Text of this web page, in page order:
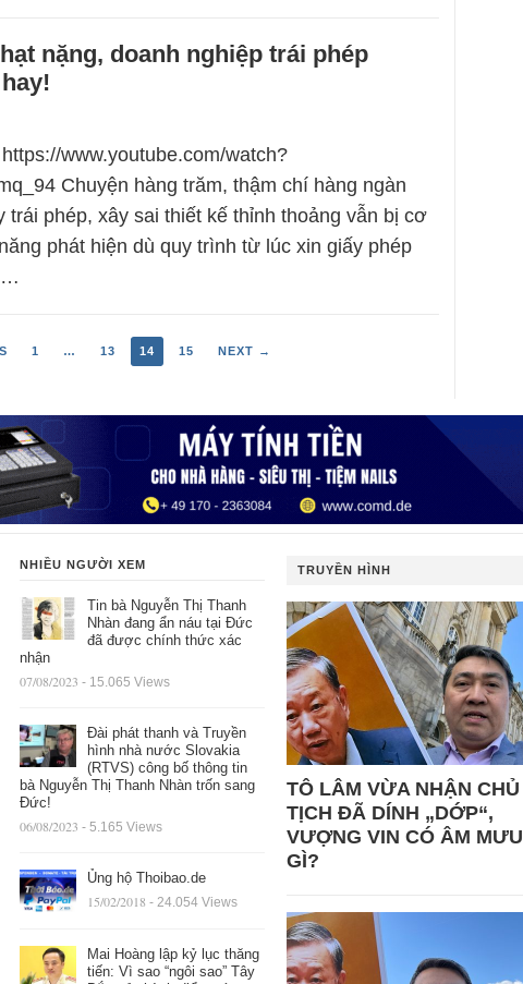
nặng, doanh nghiệp trái phép
www.youtube.com/watch?
Chuyện hàng trăm, thậm chí hàng ngàn
trái phép, xây sai thiết kế thỉnh thoảng vẫn bị cơ
phát hiện dù quy trình từ lúc xin giấy phép
1 … 13 14 15 NEXT →
NHIỀU NGƯỜI XEM
Tin bà Nguyễn Thị Thanh
Nhàn đang ẩn náu tại Đức
đã được chính thức xác
nhận
07/08/2023 - 15.065 Views
Đài phát thanh và Truyền
hình nhà nước Slovakia
(RTVS) công bố thông tin
bà Nguyễn Thị Thanh Nhàn trốn sang
Đức!
06/08/2023 - 5.165 Views
Ủng hộ Thoibao.de
15/02/2018 - 24.054 Views
Mai Hoàng lập kỷ lục thăng
tiến: Vì sao “ngôi sao” Tây
TRUYỀN HÌNH
TÔ LÂM VỪA NHẬN CHỦ
TỊCH ĐÃ DÍNH „DỚP“,
VƯỢNG VIN CÓ ÂM MƯU
GÌ?